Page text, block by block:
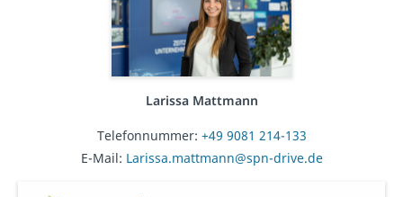
Larissa Mattmann
Telefonnummer: +49 9081 214-133
E-Mail: Larissa.mattmann@spn-drive.de